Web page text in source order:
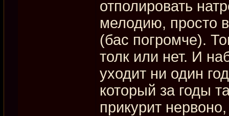
отполировать
мелодию, просто
(бас погромче).
толк или нет. И
уходит ни один
который за годы
прикурит